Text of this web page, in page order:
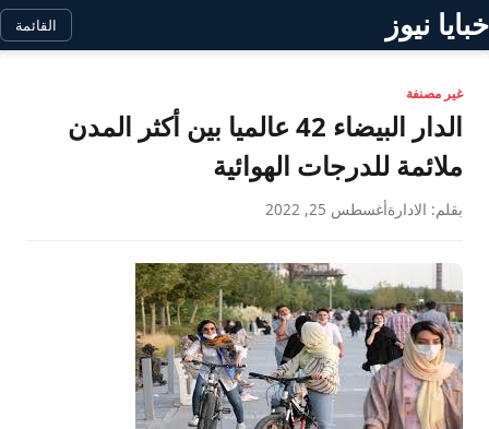
خبايا نيوز القائمة
غير مصنفة
الدار البيضاء 42 عالميا بين أكثر المدن
ملائمة للدرجات الهوائية
بقلم: الادارةأغسطس 25, 2022